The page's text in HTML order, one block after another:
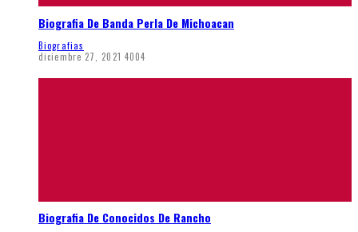
Biografia De Banda Perla De Michoacan
Biografias
diciembre 27, 2021 4004
Biografia De Conocidos De Rancho